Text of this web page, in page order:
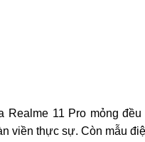
Realme 11 Pro mỏng đều
viền thực sự. Còn mẫu